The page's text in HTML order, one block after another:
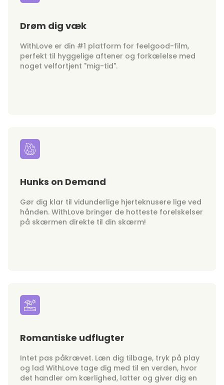
Drøm dig væk
WithLove er din #1 platform for feelgood-film,
perfekt til hyggelige aftener og forkælelse med
noget velfortjent "mig-tid".
Hunks on Demand
Gør dig klar til vidunderlige hjerteknusere lige ved
hånden. WithLove bringer de hotteste forelskelser
på skærmen direkte til din skærm!
Romantiske udflugter
Intet pas påkrævet. Læn dig tilbage, tryk på play
og lad WithLove tage dig med til en verden, hvor
det handler om kærlighed, latter og giver dig en